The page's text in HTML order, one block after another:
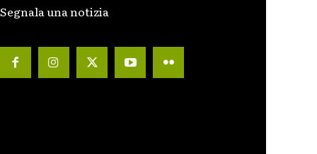
Segnala una notizia